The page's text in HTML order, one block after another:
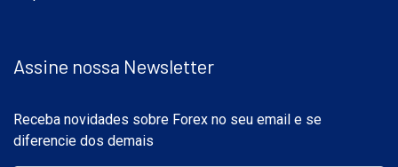
Assine nossa Newsletter
Receba novidades sobre Forex no seu email e se
diferencie dos demais